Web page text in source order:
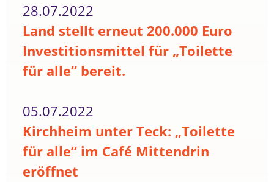
28.07.2022
Land stellt erneut 200.000 Euro
Investitionsmittel für „Toilette
für alle“ bereit.
05.07.2022
Kirchheim unter Teck: „Toilette
für alle“ im Café Mittendrin
eröffnet